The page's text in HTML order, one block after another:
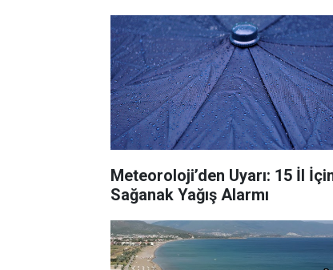
Meteoroloji’den Uyarı: 15 İl
Sağanak Yağış Alarmı